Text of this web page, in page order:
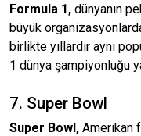
Formula 1, dünyanın
büyük
birlikte yıllardır aynı
1 dünya şampiyonluğu
7. Super Bowl
Super Bowl, Amerikan